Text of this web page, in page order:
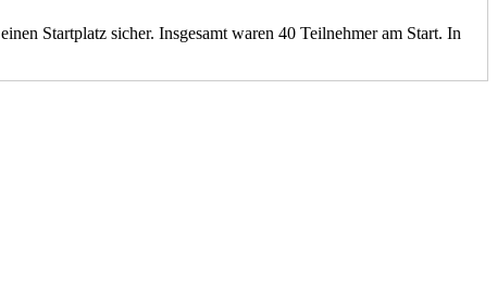
Startplatz sicher. Insgesamt waren 40 Teilnehmer am Start. In